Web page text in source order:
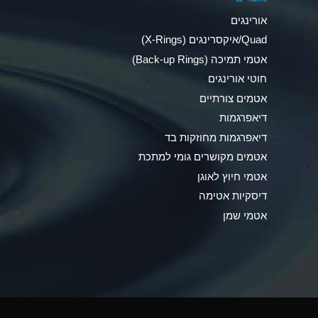
Ammonia Gas (hot)
Ammonium Carbonate (Aqueous)
Ammonium Chloride (Aqueous)
Ammonium Hydroxide (conc.)
Ammonium Nitrate (Aqueous)
Ammonium Nitrite (Aqueous)
Ammonium Sulfate (Aqueous)
אורינגים
Quad/איקסרינגים (X-Rings)
אטמי תמיכה (Back-up Rings)
חוטי אורינגים
אטמים צורתיים
דיאפרגמות
דיאפרגמות מחוזקות בד
אטמים מקושרים גומי למתכת
אטמי חיוץ לאוגן
דיסקיות אטימה
אטמי שמן